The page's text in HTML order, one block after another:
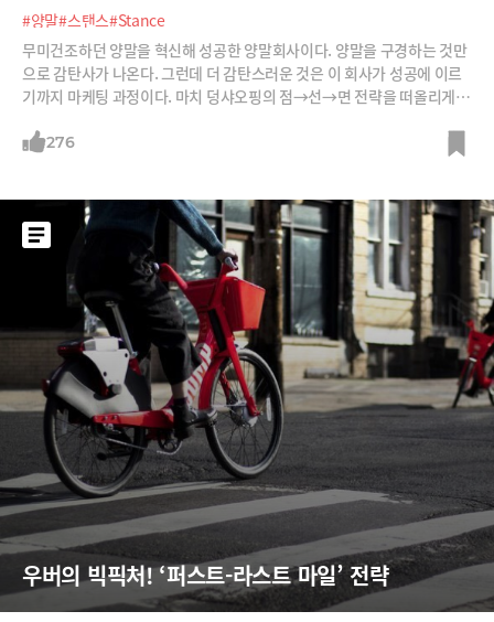
#양말#스탠스#Stance
무미건조하던 양말을 혁신해 성공한 양말회사이다. 양말을 구경하는 것만
으로 감탄사가 나온다. 그런데 더 감탄스러운 것은 이 회사가 성공에 이르
기까지 마케팅 과정이다. 마치 덩샤오핑의 점→선→면 전략을 떠올리게
276
우버의 빅픽처! ‘퍼스트-라스트 마일’ 전략